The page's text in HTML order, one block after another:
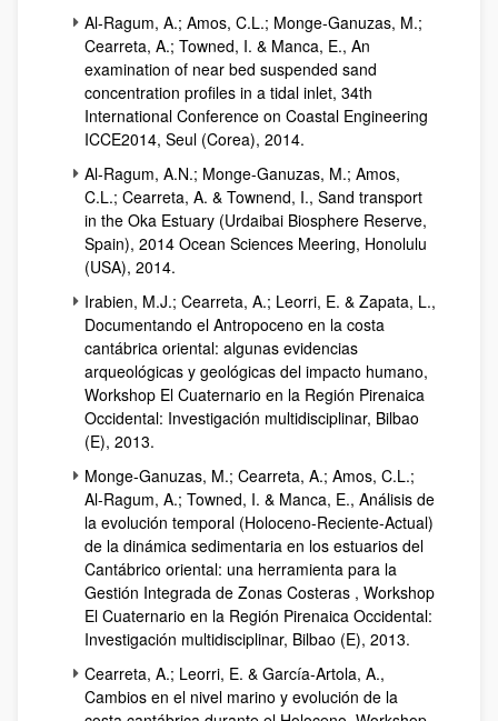
Al-Ragum, A.; Amos, C.L.; Monge-Ganuzas, M.;
Cearreta, A.; Towned, I. & Manca, E., An
examination of near bed suspended sand
concentration profiles in a tidal inlet, 34th
International Conference on Coastal Engineering
ICCE2014, Seul (Corea), 2014.
Al-Ragum, A.N.; Monge-Ganuzas, M.; Amos,
C.L.; Cearreta, A. & Townend, I., Sand transport
in the Oka Estuary (Urdaibai Biosphere Reserve,
Spain), 2014 Ocean Sciences Meering, Honolulu
(USA), 2014.
Irabien, M.J.; Cearreta, A.; Leorri, E. & Zapata, L.,
Documentando el Antropoceno en la costa
cantábrica oriental: algunas evidencias
arqueológicas y geológicas del impacto humano,
Workshop El Cuaternario en la Región Pirenaica
Occidental: Investigación multidisciplinar, Bilbao
(E), 2013.
Monge-Ganuzas, M.; Cearreta, A.; Amos, C.L.;
Al-Ragum, A.; Towned, I. & Manca, E., Análisis de
la evolución temporal (Holoceno-Reciente-Actual)
de la dinámica sedimentaria en los estuarios del
Cantábrico oriental: una herramienta para la
Gestión Integrada de Zonas Costeras , Workshop
El Cuaternario en la Región Pirenaica Occidental:
Investigación multidisciplinar, Bilbao (E), 2013.
Cearreta, A.; Leorri, E. & García-Artola, A.,
Cambios en el nivel marino y evolución de la